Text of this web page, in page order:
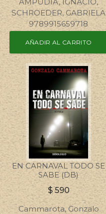
SCHROEDER, GABRIELA
9789915659718
AÑADIR AL CARRITO
EN CARNAVAL TODO SE
SABE (DB)
$590
Cammarota, Gonzalo